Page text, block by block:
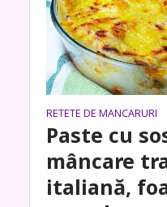
RETETE DE MANCARURI
Paste cu
mâncare
italiană,